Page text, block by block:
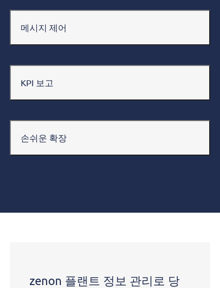
메시지 제어
KPI 보고
손쉬운 확장
zenon 플랜트 정보 관리로 당